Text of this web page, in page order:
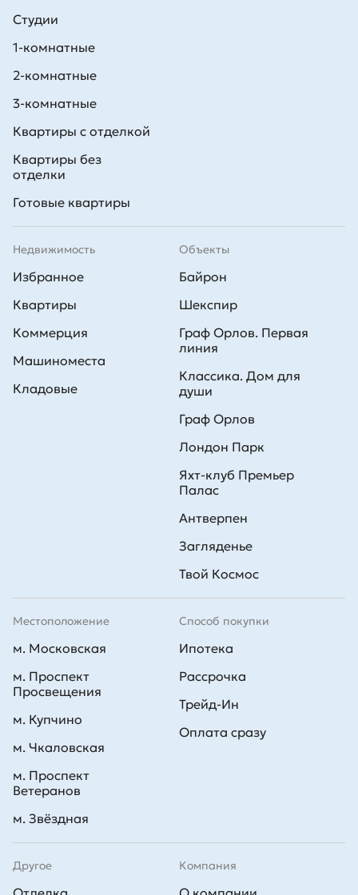
Студии
1-комнатные
2-комнатные
3-комнатные
Квартиры с отделкой
Квартиры без
отделки
Готовые квартиры
Недвижимость
Избранное
Квартиры
Коммерция
Машиноместа
Кладовые
Способ покупки
Ипотека
Рассрочка
Трейд-Ин
Оплата сразу
Объекты
Байрон
Шекспир
Граф Орлов. Первая
линия
Классика. Дом для
души
Граф Орлов
Лондон Парк
Яхт-клуб Премьер
Палас
Антверпен
Загляденье
Твой Космос
Другое Компания
Местоположение
м. Московская
м. Проспект
Просвещения
м. Купчино
м. Чкаловская
м. Проспект
Ветеранов
м. Звёздная